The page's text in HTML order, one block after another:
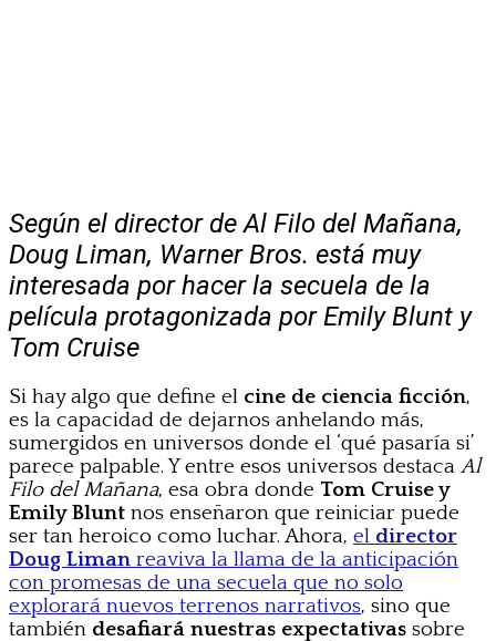
Según el director de Al Filo del Mañana,
Doug Liman, Warner Bros. está muy
interesada por hacer la secuela de la
película protagonizada por Emily Blunt y
Tom Cruise
Si hay algo que define el cine de ciencia ficción,
es la capacidad de dejarnos anhelando más,
sumergidos en universos donde el ‘qué pasaría si’
parece palpable. Y entre esos universos destacaAl
Filo del Mañana, esa obra donde Tom Cruise y
Emily Blunt nos enseñaron que reiniciar puede
ser tan heroico como luchar. Ahora, el director
Doug Liman reaviva la llama de la anticipación
con promesas de una secuela que no solo
explorará nuevos terrenos narrativos, sino que
también desafiará nuestras expectativas sobre